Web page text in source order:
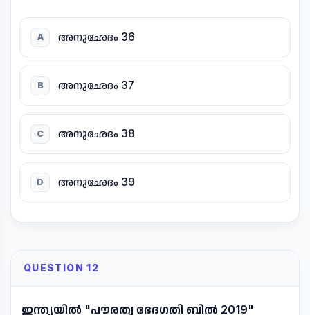
A അനുഛേദം 36
B അനുഛേദം 37
C അനുഛേദം 38
D അനുഛേദം 39
QUESTION 12
ഇന്ത്യയിൽ "പൗരത്വ ഭേദഗതി ബിൽ 2019"